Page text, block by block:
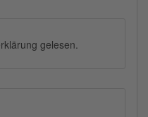
gelesen.